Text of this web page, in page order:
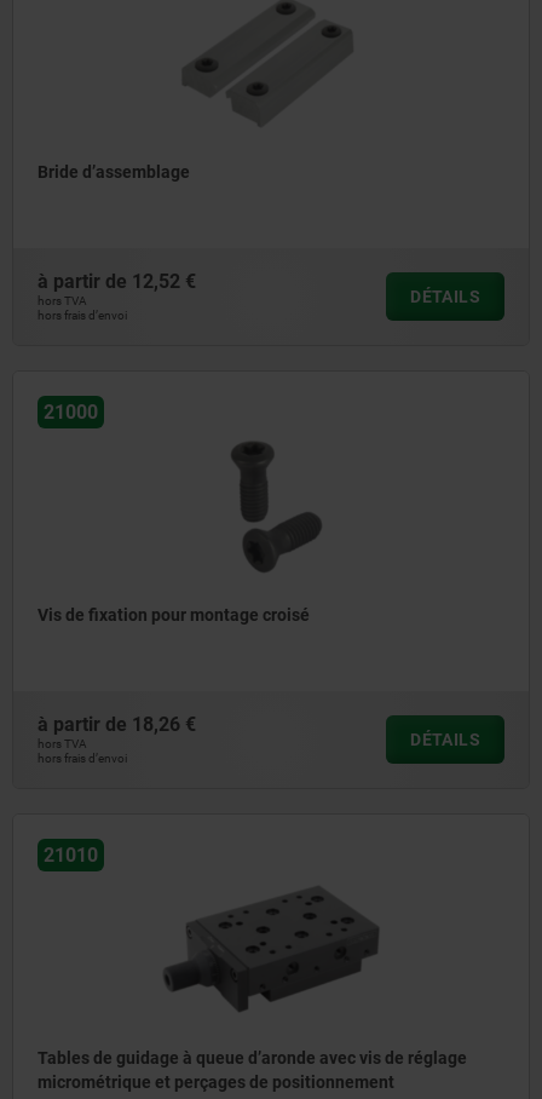
Bride d’assemblage
à partir de 12,52 €
hors TVA
hors frais d’envoi
DÉTAILS
21000
Vis de fixation pour montage croisé
à partir de 18,26 €
hors TVA
hors frais d’envoi
DÉTAILS
21010
Tables de guidage à queue d’aronde avec vis de réglage
micrométrique et perçages de positionnement